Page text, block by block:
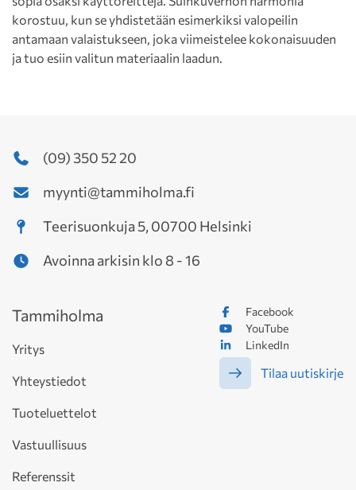
korostuu, kun se yhdistetään esimerkiksi valopeilin
antamaan valaistukseen, joka viimeistelee kokonaisuuden
ja tuo esiin valitun materiaalin laadun.
(09) 350 52 20
myynti@tammiholma.fi
Teerisuonkuja 5, 00700 Helsinki
Avoinna arkisin klo 8 - 16
Facebook
YouTube
LinkedIn
Tilaa uutiskirje
Tammiholma
Yritys
Yhteystiedot
Tuoteluettelot
Vastuullisuus
Referenssit